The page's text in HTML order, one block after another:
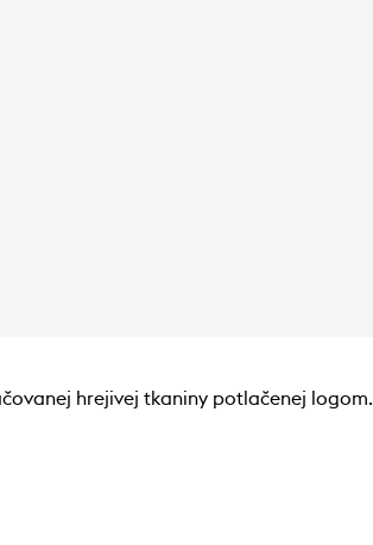
hrejivej tkaniny potlačenej logom.